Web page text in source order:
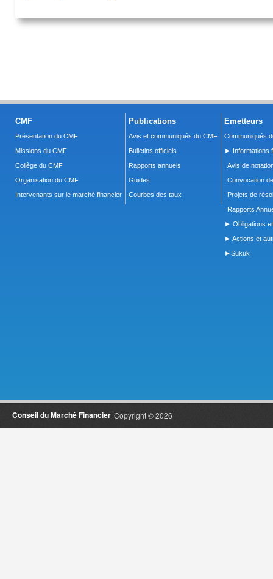
CMF
Présentation du CMF
Missions du CMF
Collège du CMF
Organisation du CMF
Intervenants sur le marché financier
Publications
Avis et communiqués du CMF
Bulletins officiels
Rapports annuels
Guides
Courbes des taux
Emetteurs
Communiqués
► Informations
Avis de
Convocation
Projets de
Rapports
► Obligations
► Actions et
►Sukuk
Copyright © 2026
Conseil du Marché Financier